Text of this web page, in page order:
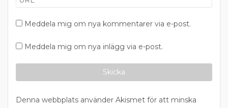
Meddela mig om nya kommentarer via e-post.
Meddela mig om nya inlägg via e-post.
Denna webbplats använder Akismet för att minska